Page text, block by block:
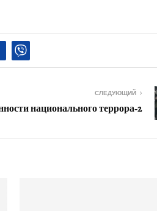
СЛЕДУЮЩИЙ
национального террора‑2